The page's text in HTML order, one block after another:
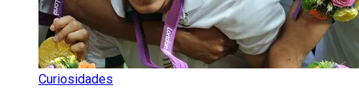
Curiosidades